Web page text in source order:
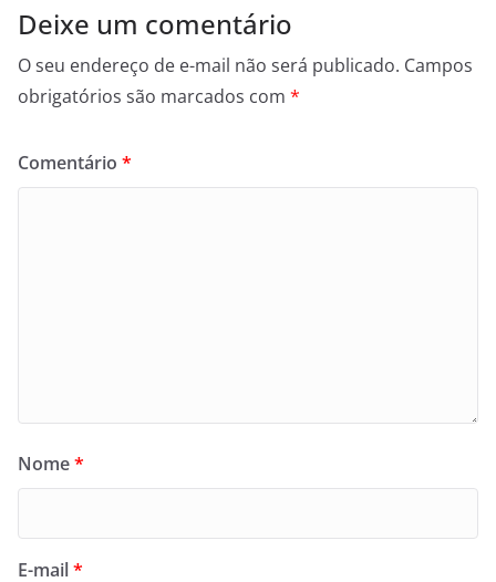
Deixe um comentário
O seu endereço de e-mail não será publicado. Campos
obrigatórios são marcados com *
Comentário *
Nome*
E-mail*